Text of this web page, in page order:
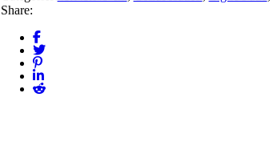
45x45
-
Collaboration
@entreguillemette
Share: